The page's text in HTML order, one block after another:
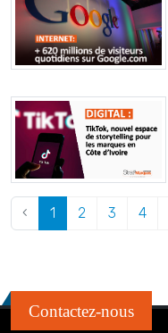
‹ 1 2 3 4
Contactez-nous